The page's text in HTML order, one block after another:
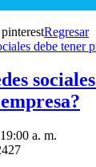
pinterestRegresar
a. m.